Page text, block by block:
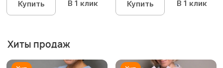
Купить В 1 клик Купить В 1 клик
Хиты продаж